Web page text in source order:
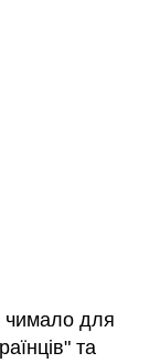
чимало для
та